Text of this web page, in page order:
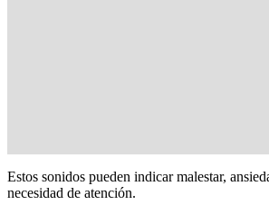
Estos sonidos pueden indicar malestar,
necesidad de atención.